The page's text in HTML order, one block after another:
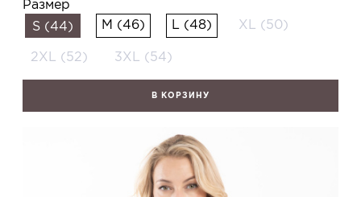
Размер
S (44)
M (46) L (48) XL (50)
2XL (52) 3XL (54)
В КОРЗИНУ